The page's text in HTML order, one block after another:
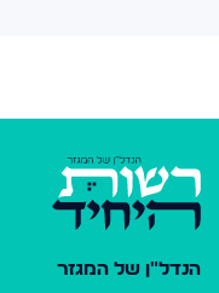
הנדל"ן של המגזר